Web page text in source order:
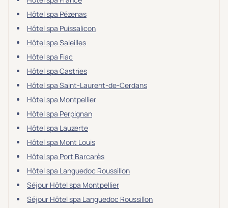
Hôtel spa Pézenas
Hôtel spa Puissalicon
Hôtel spa Saleilles
Hôtel spa Fiac
Hôtel spa Castries
Hôtel spa Saint-Laurent-de-Cerdans
Hôtel spa Montpellier
Hôtel spa Perpignan
Hôtel spa Lauzerte
Hôtel spa Mont Louis
Hôtel spa Port Barcarès
Hôtel spa Languedoc Roussillon
Séjour Hôtel spa Montpellier
Séjour Hôtel spa Languedoc Roussillon